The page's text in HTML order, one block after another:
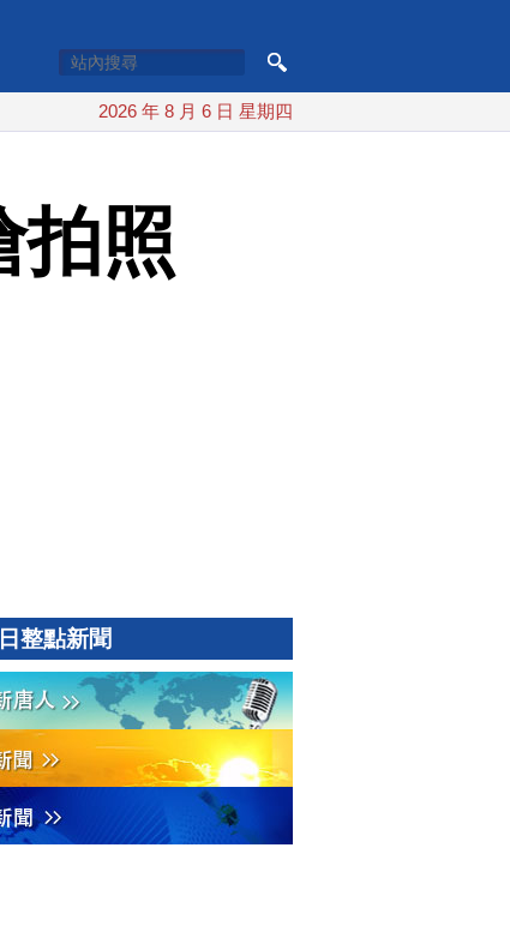
2026 年 8 月 6 日 星期四
拍照
整點新聞